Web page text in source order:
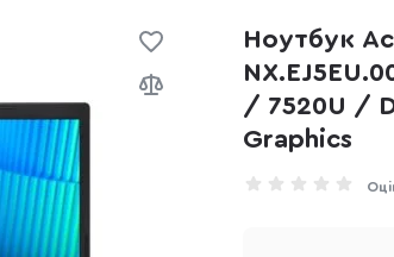
Ноутбук
/ 7520U /
Graphics